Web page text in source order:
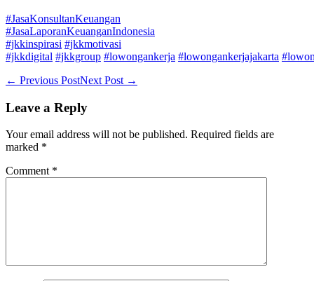
#JasaKonsultanKeuangan
#JasaLaporanKeuanganIndonesia
#jkkinspirasi #jkkmotivasi
#jkkdigital #jkkgroup #lowongankerja #lowongankerjajakarta
Post
← Previous PostNext Post →
Leave a Reply
Your email address will not be published. Required fields are
marked *
Comment *